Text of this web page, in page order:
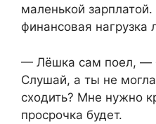
маленькой
финансовая нагрузка
— Лёшка сам поел, —
Слушай, а ты не
сходить? Мне нужно
просрочка будет.